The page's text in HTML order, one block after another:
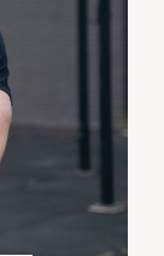
het
sterk,
Door